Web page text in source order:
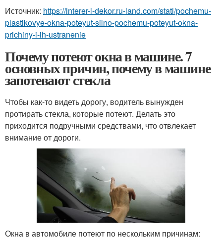
Источник: https://interer-i-dekor.ru-land.com/stati/pochemu-
plastikovye-okna-poteyut-silno-pochemu-poteyut-okna-
prichiny-i-ih-ustranenie
Почему потеют окна в машине. 7
основных причин, почему в машине
запотевают стекла
Чтобы как-то видеть дорогу, водитель вынужден
протирать стекла, которые потеют. Делать это
приходится подручными средствами, что отвлекает
внимание от дороги.
Окна в автомобиле потеют по нескольким причинам: